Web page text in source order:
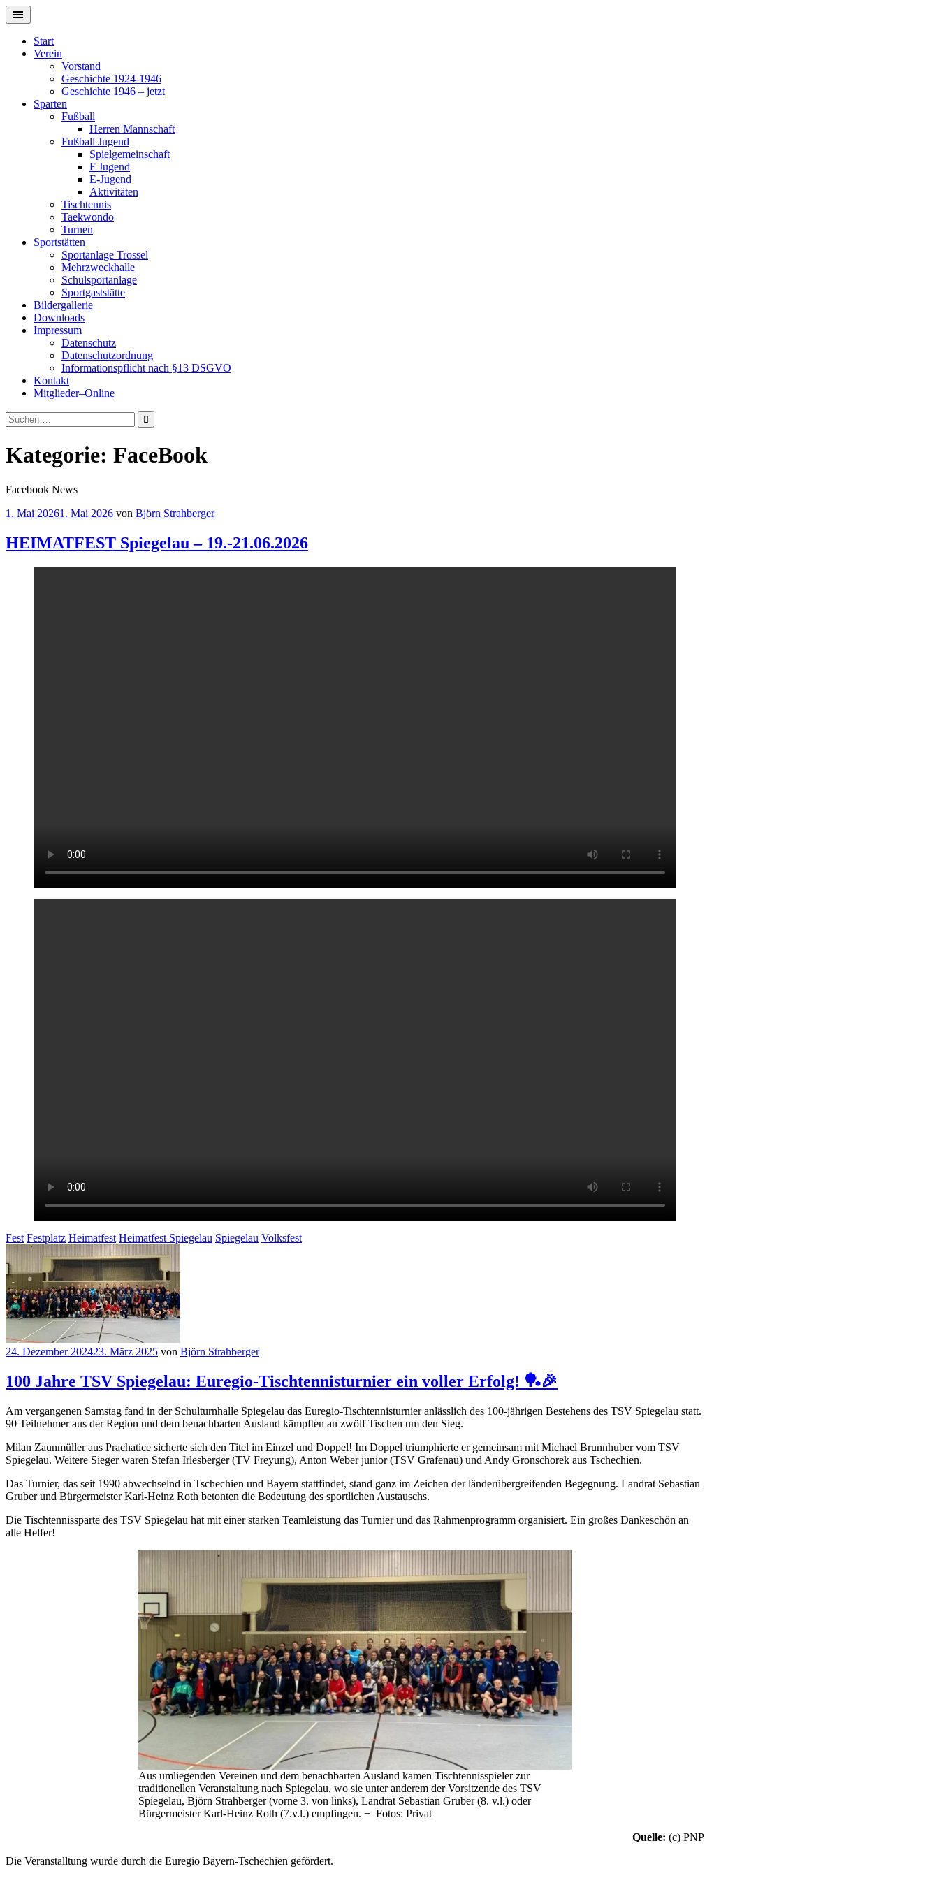
Springe
zum
Start
Verein
Vorstand
Geschichte 1924-1946
Geschichte 1946 – jetzt
Sparten
Fußball
Herren Mannschaft
Fußball Jugend
Spielgemeinschaft
F Jugend
E-Jugend
Aktivitäten
Tischtennis
Taekwondo
Turnen
Sportstätten
Sportanlage Trossel
Mehrzweckhalle
Schulsportanlage
Sportgaststätte
Bildergallerie
Downloads
Impressum
Datenschutz
Datenschutzordnung
Informationspflicht nach §13 DSGVO
Kontakt
Mitglieder–Online
Suchen
nach:
Kategorie: FaceBook
Facebook News
1. Mai 20261. Mai 2026 von Björn Strahberger
HEIMATFEST Spiegelau – 19.-21.06.2026
Fest Festplatz Heimatfest Heimatfest Spiegelau Spiegelau Volksfest
24. Dezember 202423. März 2025 von Björn Strahberger
100 Jahre TSV Spiegelau: Euregio-Tischtennisturnier ein voller Erfolg! 🏓🎉
Am vergangenen Samstag fand in der Schulturnhalle Spiegelau das Euregio-Tischtennisturnier anlässlich des 100-jährigen Bestehens des TSV Spiegelau statt.
90 Teilnehmer aus der Region und dem benachbarten Ausland kämpften an zwölf Tischen um den Sieg.
Milan Zaunmüller aus Prachatice sicherte sich den Titel im Einzel und Doppel! Im Doppel triumphierte er gemeinsam mit Michael Brunnhuber vom TSV
Spiegelau. Weitere Sieger waren Stefan Irlesberger (TV Freyung), Anton Weber junior (TSV Grafenau) und Andy Gronschorek aus Tschechien.
Das Turnier, das seit 1990 abwechselnd in Tschechien und Bayern stattfindet, stand ganz im Zeichen der länderübergreifenden Begegnung. Landrat Sebastian
Gruber und Bürgermeister Karl-Heinz Roth betonten die Bedeutung des sportlichen Austauschs.
Die Tischtennissparte des TSV Spiegelau hat mit einer starken Teamleistung das Turnier und das Rahmenprogramm organisiert. Ein großes Dankeschön an
alle Helfer!
Aus umliegenden Vereinen und dem benachbarten Ausland kamen Tischtennisspieler zur
traditionellen Veranstaltung nach Spiegelau, wo sie unter anderem der Vorsitzende des TSV
Spiegelau, Björn Strahberger (vorne 3. von links), Landrat Sebastian Gruber (8. v.l.) oder
Bürgermeister Karl-Heinz Roth (7.v.l.) empfingen. − Fotos: Privat
Quelle: (c) PNP
Die Veranstalltung wurde durch die Euregio Bayern-Tschechien gefördert.